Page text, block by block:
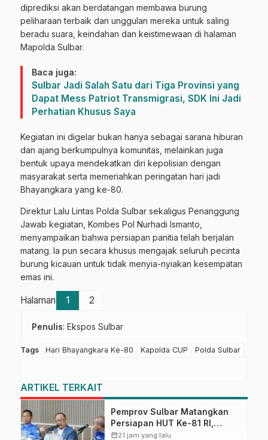
diprediksi akan berdatangan membawa burung
peliharaan terbaik dan unggulan mereka untuk saling
beradu suara, keindahan dan keistimewaan di halaman
Mapolda Sulbar.
Baca juga:
Sulbar Jadi Salah Satu dari Tiga Provinsi yang
Dapat Mess Patriot Transmigrasi, SDK Ini Jadi
Perhatian Khusus Saya
Kegiatan ini digelar bukan hanya sebagai sarana hiburan
dan ajang berkumpulnya komunitas, melainkan juga
bentuk upaya mendekatkan diri kepolisian dengan
masyarakat serta memeriahkan peringatan hari jadi
Bhayangkara yang ke-80.
Direktur Lalu Lintas Polda Sulbar sekaligus Penanggung
Jawab kegiatan, Kombes Pol Nurhadi Ismanto,
menyampaikan bahwa persiapan panitia telah berjalan
matang. Ia pun secara khusus mengajak seluruh pecinta
burung kicauan untuk tidak menyia-nyiakan kesempatan
emas ini.
Halaman 1 2
Penulis: Ekspos Sulbar
Tags Hari Bhayangkara Ke-80 Kapolda CUP Polda Sulbar
ARTIKEL TERKAIT
Pemprov Sulbar Matangkan
Persiapan HUT Ke-81 RI,
Puncak Upacara di Lapangan
calendar_month21 jam yang lalu